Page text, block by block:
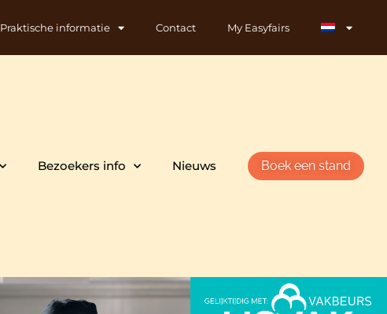
Praktische informatie Contact My Easyfairs
Bezoekers info Nieuws Boek een stand